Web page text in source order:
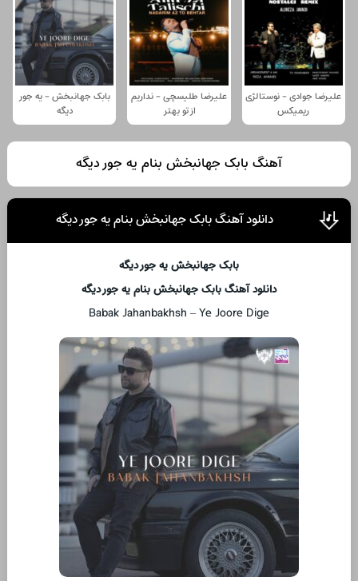
علیرضا جوادی - نوستالژی
ریمیکس
علیرضا طلیسچی - نداریم
از تو بهتر
بابک جهانبخش - یه جور
دیگه
آهنگ بابک جهانبخش بنام یه جور دیگه
دانلود آهنگ بابک جهانبخش بنام یه جور دیگه
بابک جهانبخش یه جور دیگه
دانلود آهنگ بابک جهانبخش بنام یه جور دیگه
Babak Jahanbakhsh – Ye Joore Dige